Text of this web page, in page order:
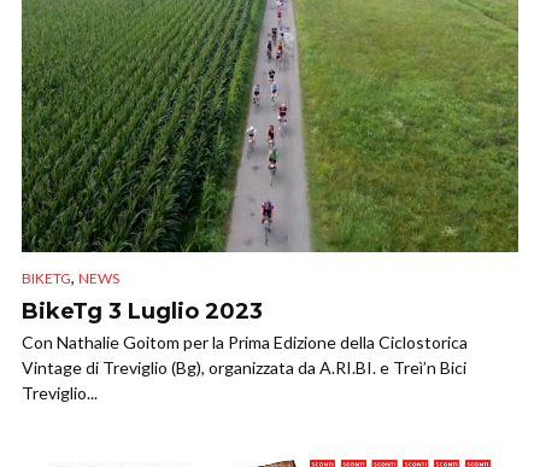
BIKETG, NEWS
BikeTg 3 Luglio 2023
Con Nathalie Goitom per la Prima Edizione della Ciclostorica
Vintage di Treviglio (Bg), organizzata da A.RI.BI. e Treì’n Bici
Treviglio...